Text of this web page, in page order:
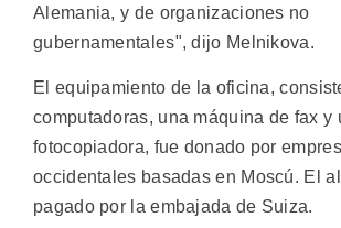
Alemania, y de organizaciones no
gubernamentales", dijo Melnikova.
El equipamiento de la oficina,
computadoras, una máquina de fax y
fotocopiadora, fue donado por
occidentales basadas en Moscú. El
pagado por la embajada de Suiza.